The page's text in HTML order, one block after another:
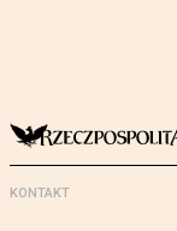
KONTAKT